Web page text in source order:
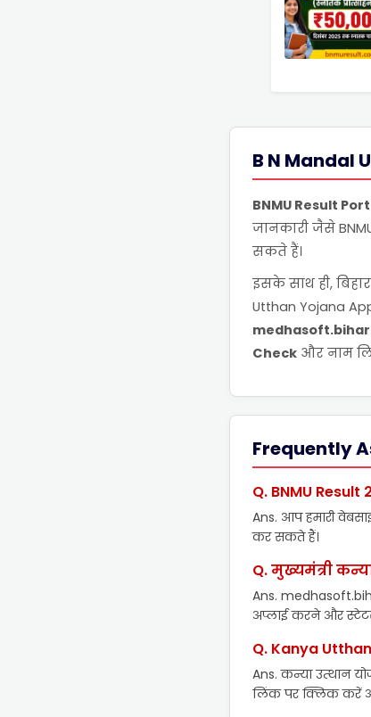
B N Mandal
BNMU Result
जानकारी जैसे
सकते हैं।
इसके साथ ही,
Utthan Yojana
Checkऔर नाम
Frequently
Q. BNMU
Ans. आप हमारी
कर सकते हैं।
Q. मुख्यमंत्री
Ans.
अप्लाई करने और
Q. Kanya
Ans. कन्या उत्थान
लिंक पर क्लिक करें